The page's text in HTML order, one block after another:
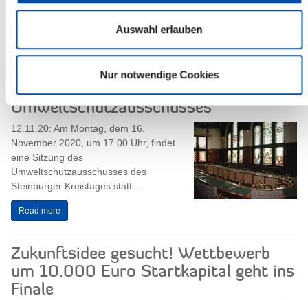
Auswahl erlauben
Nur notwendige Cookies
Steinburgs Gleichstellungsbeauftragte
Read more
Sitzung des
Umweltschutzausschusses
12.11.20: Am Montag, dem 16.
November 2020, um 17.00 Uhr, findet
eine Sitzung des
Umweltschutzausschusses des
Steinburger Kreistages statt....
Read more
Zukunftsidee gesucht! Wettbewerb
um 10.000 Euro Startkapital geht ins
Finale